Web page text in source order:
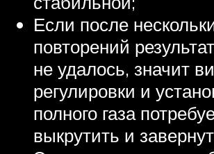
Если после
повторений
не удалось, значит
регулировки и
полного газа
выкрутить и